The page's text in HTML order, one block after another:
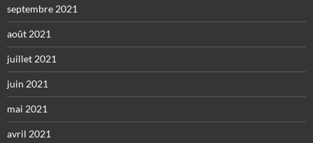
septembre 2021
août 2021
juillet 2021
juin 2021
mai 2021
avril 2021